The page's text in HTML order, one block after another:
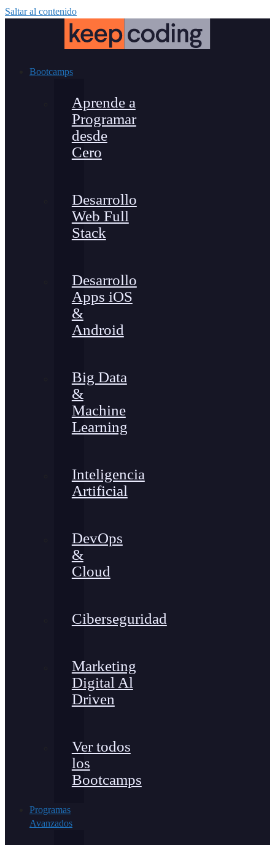
Saltar al contenido
Bootcamps
Aprende a
Programar
desde
Cero
Desarrollo
Web Full
Stack
Desarrollo
Apps iOS
&
Android
Big Data
&
Machine
Learning
Inteligencia
Artificial
DevOps
&
Cloud
Ciberseguridad
Marketing
Digital Al
Driven
Ver todos
los
Bootcamps
Programas
Avanzados